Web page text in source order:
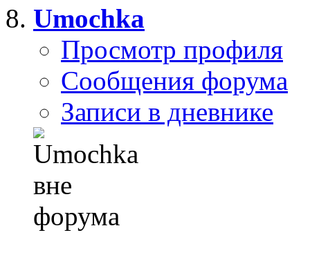
Umochka
Просмотр профиля
Сообщения форума
Записи в дневнике